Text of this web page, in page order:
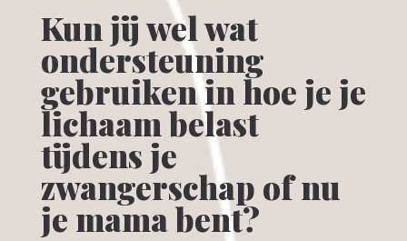
Kun jij wel wat
ondersteuning
gebruiken in hoe je je
lichaam belast
tijdens je
zwangerschap of nu
je mama bent?